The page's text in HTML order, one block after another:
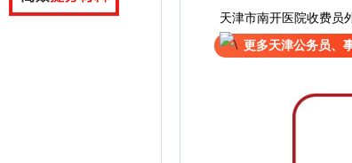
天津市南开医院收费员
更多天津公务员、